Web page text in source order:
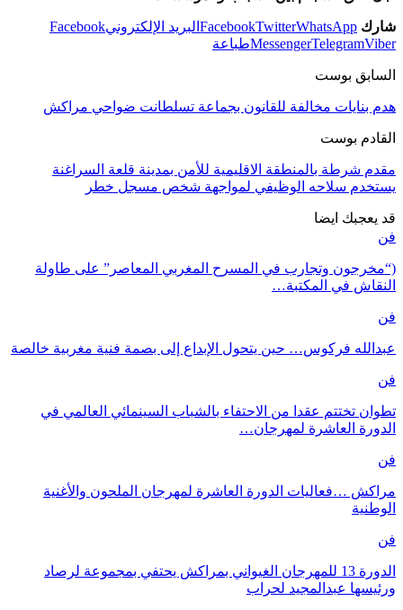
شارك FacebookTwitterWhatsApp البريد الإلكترونيFacebook
MessengerTelegramViber طباعة
السابق بوست
هدم بنايات مخالفة للقانون بجماعة تسلطانت ضواحي مراكش
القادم بوست
مقدم شرطة بالمنطقة الاقليمية للأمن بمدينة قلعة السراغنة
يستخدم سلاحه الوظيفي لمواجهة شخص مسجل خطر
قد يعجبك ايضا
فن
(“مخرجون وتجارب في المسرح المغربي المعاصر” على طاولة
النقاش في المكتبة…
فن
عبدالله فركوس… حين يتحول الإبداع إلى بصمة فنية مغربية خالصة
فن
تطوان تختتم عقدا من الاحتفاء بالشباب السينمائي العالمي في
الدورة العاشرة لمهرجان…
فن
مراكش …فعاليات الدورة العاشرة لمهرجان الملحون والأغنية
الوطنية
فن
الدورة 13 للمهرجان الغيواني بمراكش يحتفي بمجموعة لرصاد
ورئيسها عبدالمجيد لحراب